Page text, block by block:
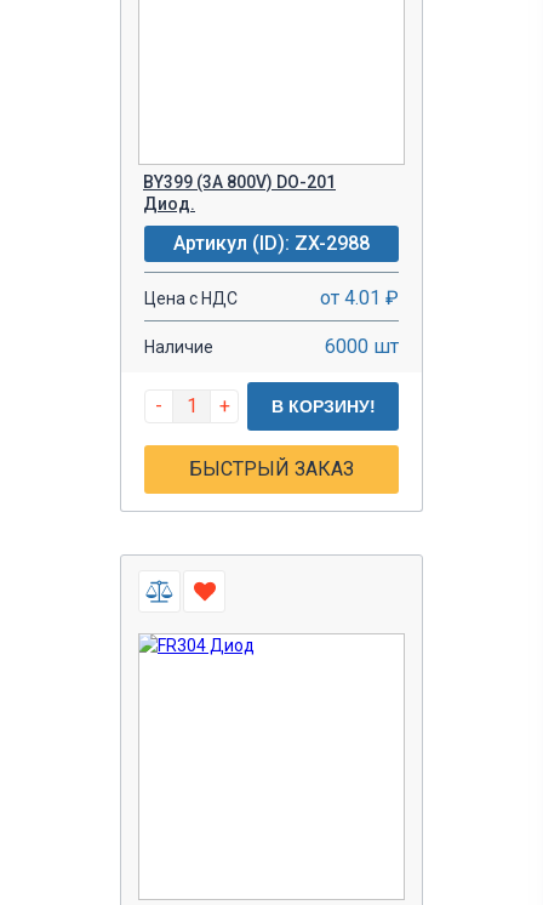
BY399 (3A 800V) DO-201
Диод.
Артикул (ID): ZX-2988
Цена с НДС от 4.01 ₽
Наличие 6000 шт
- + В КОРЗИНУ!
БЫСТРЫЙ ЗАКАЗ